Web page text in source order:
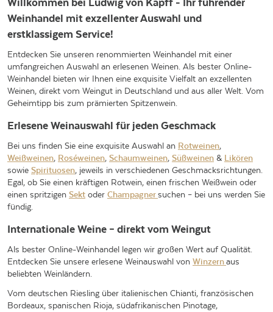
Willkommen bei Ludwig von Kapff - Ihr führender
Weinhandel mit exzellenter Auswahl und
erstklassigem Service!
Entdecken Sie unseren renommierten Weinhandel mit einer
umfangreichen Auswahl an erlesenen Weinen. Als bester Online-
Weinhandel bieten wir Ihnen eine exquisite Vielfalt an exzellenten
Weinen, direkt vom Weingut in Deutschland und aus aller Welt. Vom
Geheimtipp bis zum prämierten Spitzenwein.
Erlesene Weinauswahl für jeden Geschmack
Bei uns finden Sie eine exquisite Auswahl an Rotweinen,
Weißweinen, Roséweinen, Schaumweinen, Süßweinen & Likören
sowie Spirituosen, jeweils in verschiedenen Geschmacksrichtungen.
Egal, ob Sie einen kräftigen Rotwein, einen frischen Weißwein oder
einen spritzigen Sekt oder Champagnersuchen – bei uns werden Sie
fündig.
Internationale Weine – direkt vom Weingut
Als bester Online-Weinhandel legen wir großen Wert auf Qualität.
Entdecken Sie unsere erlesene Weinauswahl von Winzernaus
beliebten Weinländern.
Vom deutschen Riesling über italienischen Chianti, französischen
Bordeaux, spanischen Rioja, südafrikanischen Pinotage,